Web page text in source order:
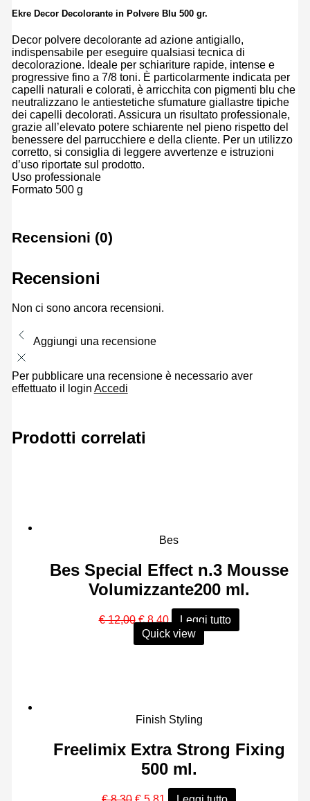
Ekre Decor Decolorante in Polvere Blu 500 gr.
Decor polvere decolorante ad azione antigiallo,
indispensabile per eseguire qualsiasi tecnica di
decolorazione. Ideale per schiariture rapide, intense e
progressive fino a 7/8 toni. È particolarmente indicata per
capelli naturali e colorati, è arricchita con pigmenti blu che
neutralizzano le antiestetiche sfumature giallastre tipiche
dei capelli decolorati. Assicura un risultato professionale,
grazie all’elevato potere schiarente nel pieno rispetto del
benessere del parrucchiere e della cliente. Per un utilizzo
corretto, si consiglia di leggere avvertenze e istruzioni
d’uso riportate sul prodotto.
Uso professionale
Formato 500 g
Recensioni (0)
Recensioni
Non ci sono ancora recensioni.
Aggiungi una recensione
Per pubblicare una recensione è necessario aver
effettuato il login Accedi
Prodotti correlati
Bes
Bes Special Effect n.3 Mousse
Volumizzante200 ml.
€12,00 Il
prezzo
originale
€8,40Il
prezzo
attuale
Leggi tutto
Quick view
Finish Styling
Freelimix Extra Strong Fixing
500 ml.
Il